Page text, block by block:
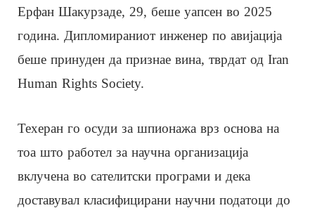
Ерфан Шакурзаде, 29, беше уапсен во 2025
година. Дипломираниот инженер по авијација
беше принуден да признае вина, тврдат од Iran
Human Rights Society.
Техеран го осуди за шпионажа врз основа на
тоа што работел за научна организација
вклучена во сателитски програми и дека
доставувал класифицирани научни податоци до